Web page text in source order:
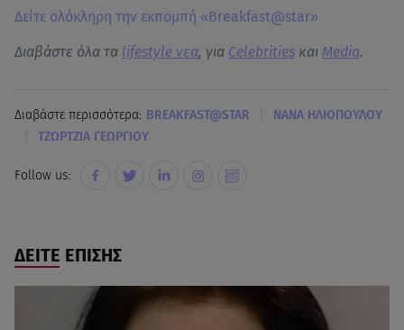
Δείτε ολόκληρη την εκπομπή «Breakfast@star»
Διαβάστε όλα τα lifestyle νεα, για Celebrities και Media.
Διαβάστε περισσότερα: BREAKFAST@STAR ΝΑΝΑ ΗΛΙΟΠΟΥΛΟΥ
ΤΖΩΡΤΖΙΑ ΓΕΩΡΓΙΟΥ
Follow us:
ΔΕΙΤΕ ΕΠΙΣΗΣ